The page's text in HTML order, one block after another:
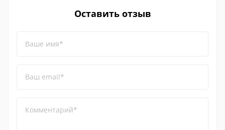
Оставить отзыв
Ваше имя*
Ваш email*
Комментарий*